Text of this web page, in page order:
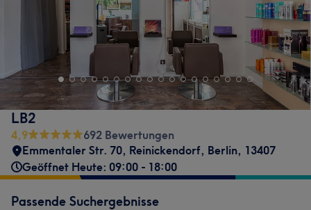
LB2
4,9
692 Bewertungen
Emmentaler Str. 70, Reinickendorf, Berlin, 13407
Geöffnet Heute: 09:00 - 18:00
Passende Suchergebnisse